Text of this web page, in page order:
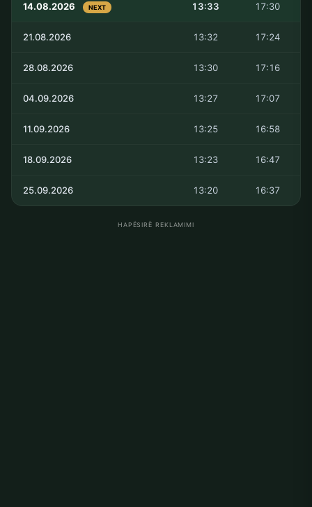
14.08.2026 NEXT 13:33 17:30
21.08.2026 13:32 17:24
28.08.2026 13:30 17:16
04.09.2026 13:27 17:07
11.09.2026 13:25 16:58
18.09.2026 13:23 16:47
25.09.2026 13:20 16:37
HAPËSIRË REKLAMIMI